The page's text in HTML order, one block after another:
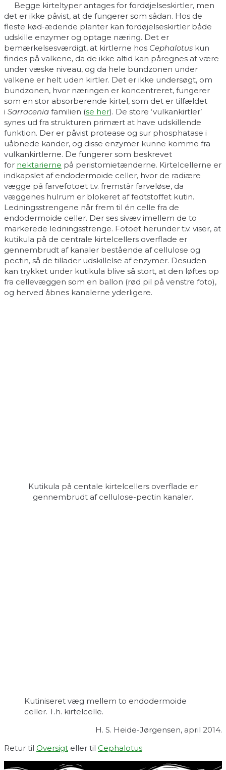
Begge kirteltyper antages for fordøjelseskirtler, men
det er ikke påvist, at de fungerer som sådan. Hos de
fleste kød-ædende planter kan fordøjelseskirtler både
udskille enzymer og optage næring. Det er
bemærkelsesværdigt, at kirtlerne hos Cephalotus kun
findes på valkene, da de ikke altid kan påregnes at være
under væske niveau, og da hele bundzonen under
valkene er helt uden kirtler. Det er ikke undersøgt, om
bundzonen, hvor næringen er koncentreret, fungerer
som en stor absorberende kirtel, som det er tilfældet
i Sarracenia familien (se her). De store ‘vulkankirtler’
synes ud fra strukturen primært at have udskillende
funktion. Der er påvist protease og sur phosphatase i
uåbnede kander, og disse enzymer kunne komme fra
vulkankirtlerne. De fungerer som beskrevet
for nektarierne på peristomietænderne. Kirtelcellerne er
indkapslet af endodermoide celler, hvor de radiære
vægge på farvefotoet t.v. fremstår farveløse, da
væggenes hulrum er blokeret af fedtstoffet kutin.
Ledningsstrengene når frem til én celle fra de
endodermoide celler. Der ses sivæv imellem de to
markerede ledningsstrenge. Fotoet herunder t.v. viser, at
kutikula på de centrale kirtelcellers overflade er
gennembrudt af kanaler bestående af cellulose og
pectin, så de tillader udskillelse af enzymer. Desuden
kan trykket under kutikula blive så stort, at den løftes op
fra cellevæggen som en ballon (rød pil på venstre foto),
og herved åbnes kanalerne yderligere.
Kutikula på centale kirtelcellers overflade er
gennembrudt af cellulose-pectin kanaler.
Kutiniseret væg mellem to endodermoide
celler. T.h. kirtelcelle.
H. S. Heide-Jørgensen, april 2014.
Retur til Oversigt eller til Cephalotus